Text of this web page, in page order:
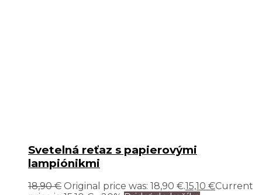
Svetelná reťaz s papierovými
lampiónikmi
18,90€ Original price was: 18,90 €.15,10 €Current